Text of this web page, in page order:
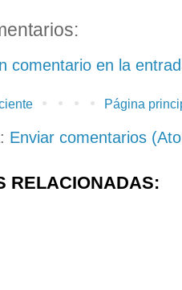
comentario en la
Página
Enviar comentarios
RELACIONADAS: